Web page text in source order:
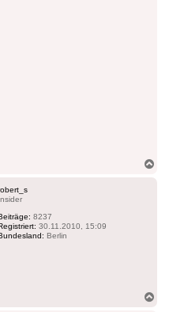
8237
30.11.2010, 15:09
Berlin